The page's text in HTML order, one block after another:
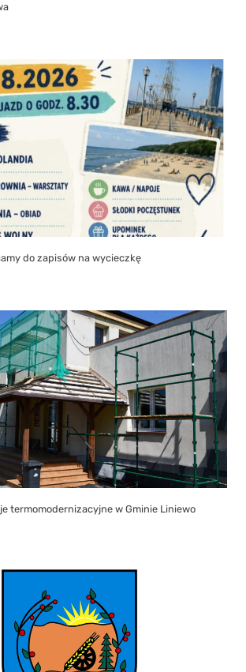
do zapisów na wycieczkę
termomodernizacyjne w Gminie Liniewo